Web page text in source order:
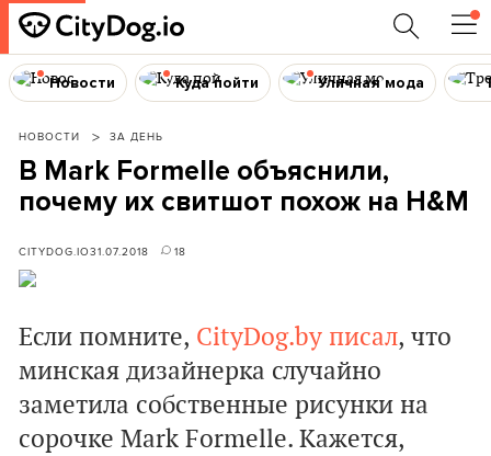
Новости Куда пойти Уличная мода
НОВОСТИ ЗА ДЕНЬ
В Mark Formelle объяснили,
почему их свитшот похож на H&M
CITYDOG.IO31.07.2018 18
Если помните, CityDog.by писал, что
минская дизайнерка случайно
заметила собственные рисунки на
сорочке Mark Formelle. Кажется,